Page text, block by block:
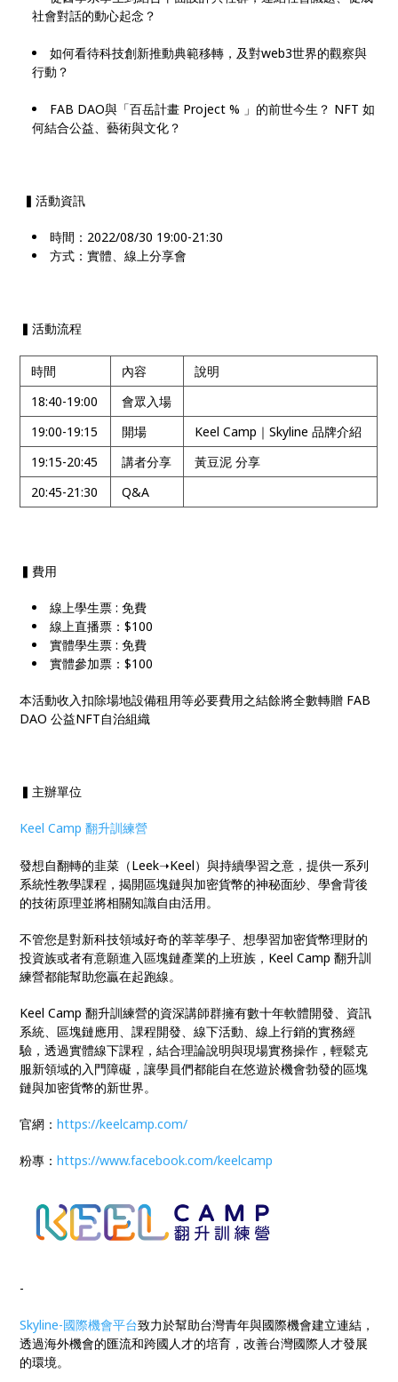
社會對話的動心起念？
如何看待科技創新推動典範移轉，及對web3世界的觀察與
行動？
FAB DAO與「百岳計畫 Project % 」的前世今生？ NFT 如
何結合公益、藝術與文化？
▍活動資訊
時間：2022/08/30 19:00-21:30
方式：實體、線上分享會
▍活動流程
時間 內容
說明
18:40-19:00
會眾入場
19:00-19:15
開場
Keel Camp｜Skyline 品牌介紹
19:15-20:45
講者分享
黃豆泥 分享
20:45-21:30
Q&A
▍費用
線上學生票 : 免費
線上直播票：$100
實體學生票 : 免費
實體參加票：$100
本活動收入扣除場地設備租用等必要費用之結餘將全數轉贈 FAB
DAO 公益NFT自治組織
▍主辦單位
Keel Camp 翻升訓練營
發想自翻轉的韭菜（Leek➝Keel）與持續學習之意，提供一系列
系統性教學課程，揭開區塊鏈與加密貨幣的神秘面紗、學會背後
的技術原理並將相關知識自由活用。
不管您是對新科技領域好奇的莘莘學子、想學習加密貨幣理財的
投資族或者有意願進入區塊鏈產業的上班族，Keel Camp 翻升訓
練營都能幫助您贏在起跑線。
Keel Camp 翻升訓練營的資深講師群擁有數十年軟體開發、資訊
系統、區塊鏈應用、課程開發、線下活動、線上行銷的實務經
驗，透過實體線下課程，結合理論說明與現場實務操作，輕鬆克
服新領域的入門障礙，讓學員們都能自在悠遊於機會勃發的區塊
鏈與加密貨幣的新世界。
官網：https://keelcamp.com/
粉專：https://www.facebook.com/keelcamp
-
Skyline-國際機會平台致力於幫助台灣青年與國際機會建立連結，
透過海外機會的匯流和跨國人才的培育，改善台灣國際人才發展
的環境。